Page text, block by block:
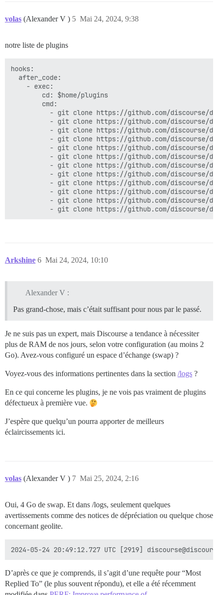
volas (Alexander V ) Mai 24, 2024, 9:38
5
notre liste de plugins
hooks:
  after_code:
    - exec:
        cd: $home/plugins
        cmd:
- git clone https://github.com/discourse/
- git clone https://github.com/discourse/
- git clone https://github.com/discourse/
- git clone https://github.com/discourse/
- git clone https://github.com/discourse/
- git clone https://github.com/discourse/
- git clone https://github.com/discourse/
- git clone https://github.com/discourse/
- git clone https://github.com/discourse/
- git clone https://github.com/discourse/
- git clone https://github.com/discourse/
Arkshine Mai 24, 2024, 10:10
6
Alexander V :
Pas grand-chose, mais c’était suffisant pour nous par le passé.
Je ne suis pas un expert, mais Discourse a tendance à nécessiter
plus de RAM de nos jours, selon votre configuration (au moins 2
Go). Avez-vous configuré un espace d’échange (swap) ?
Voyez-vous des informations pertinentes dans la section /logs ?
En ce qui concerne les plugins, je ne vois pas vraiment de plugins
défectueux à première vue.
J’espère que quelqu’un pourra apporter de meilleurs
éclaircissements ici.
volas (Alexander V ) Mai 25, 2024, 2:16
7
Oui, 4 Go de swap. Et dans /logs, seulement quelques
avertissements comme des notices de dépréciation ou quelque chose
concernant geolite.
D’après ce que je comprends, il s’agit d’une requête pour “Most
Replied To” (le plus souvent répondu), et elle a été récemment